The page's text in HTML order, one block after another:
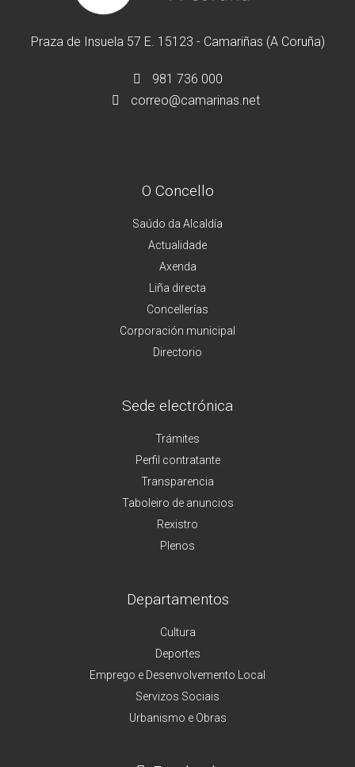
Praza de Insuela 57 E. 15123 - Camariñas (A Coruña)
981 736 000
correo@camarinas.net
O Concello
Saúdo da Alcaldía
Actualidade
Axenda
Liña directa
Concellerías
Corporación municipal
Directorio
Sede electrónica
Trámites
Perfil contratante
Transparencia
Taboleiro de anuncios
Rexistro
Plenos
Departamentos
Cultura
Deportes
Emprego e Desenvolvemento Local
Servizos Sociais
Urbanismo e Obras